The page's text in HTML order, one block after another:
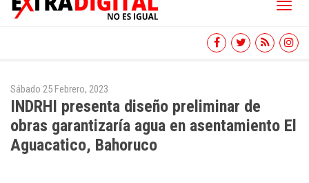
Toggle
Sábado 25 Febrero, 2023
INDRHI presenta diseño preliminar de
obras garantizaría agua en asentamiento El
Aguacatico, Bahoruco